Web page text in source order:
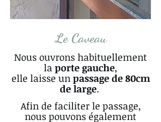
Le Caveau
Nous ouvrons habituellement
laporte gauche,
elle laisse unpassage de 80cm
de large.
Afin de faciliter le passage,
nous pouvons également